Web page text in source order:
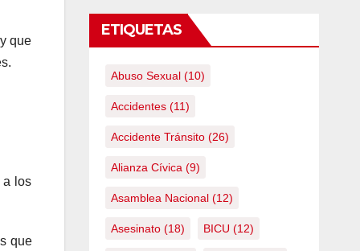
que
a los
que
ETIQUETAS
Abuso Sexual(10)
Accidentes(11)
Accidente Tránsito(26)
Alianza Cívica (9)
Asamblea Nacional(12)
Asesinato(18) BICU (12)